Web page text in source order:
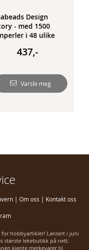
Design
- med 1500
i 48 ulike
437,-
Varsle meg
| Om oss | Kontakt oss
hobbyartikler! Lansert i juni
største lekebutikk på nett.
kjente merkevarer til